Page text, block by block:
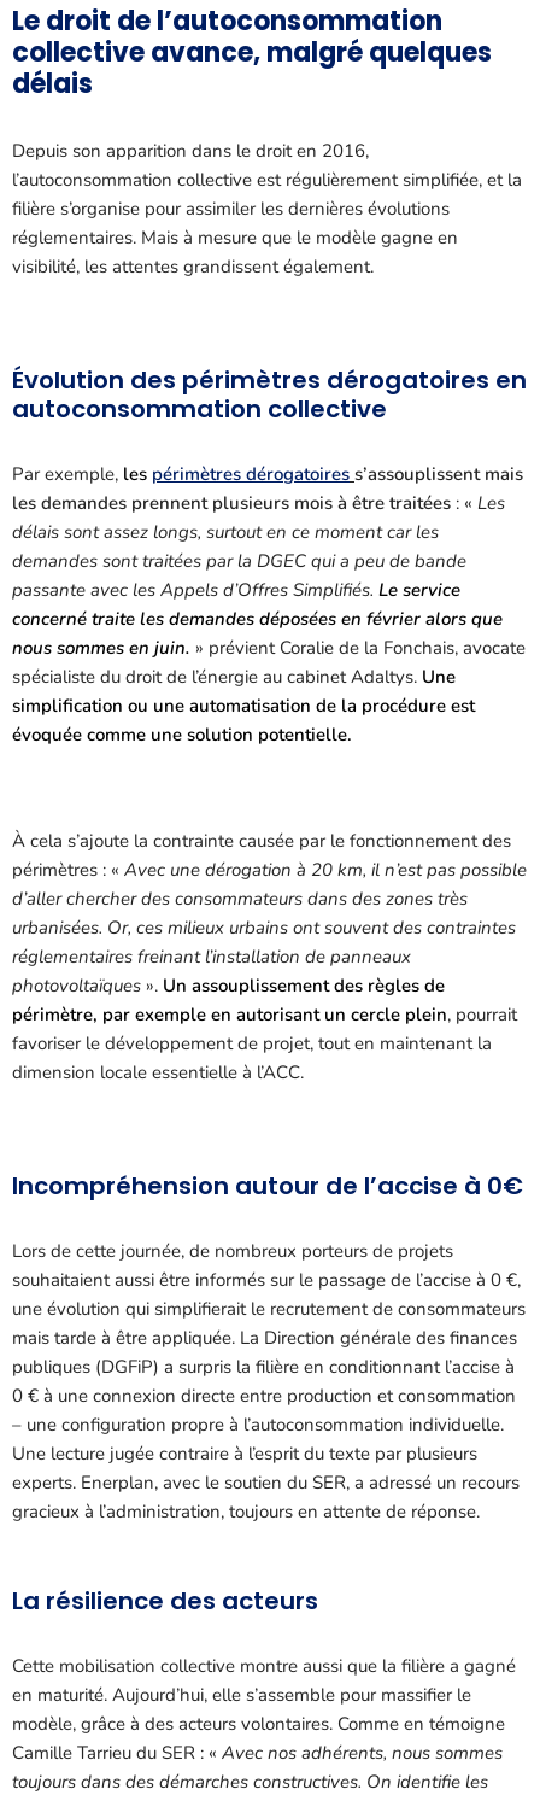
Le droit de l’autoconsommation
collective avance, malgré quelques
délais
Depuis son apparition dans le droit en 2016,
l’autoconsommation collective est régulièrement simplifiée, et la
filière s’organise pour assimiler les dernières évolutions
réglementaires. Mais à mesure que le modèle gagne en
visibilité, les attentes grandissent également.
Évolution des périmètres dérogatoires en
autoconsommation collective
Par exemple, les périmètres dérogatoires s’assouplissent mais
les demandes prennent plusieurs mois à être traitées : « Les
délais sont assez longs, surtout en ce moment car les
demandes sont traitées par la DGEC qui a peu de bande
passante avec les Appels d’Offres Simplifiés. Le service
concerné traite les demandes déposées en février alors que
nous sommes en juin. » prévient Coralie de la Fonchais, avocate
spécialiste du droit de l’énergie au cabinet Adaltys. Une
simplification ou une automatisation de la procédure est
évoquée comme une solution potentielle.
À cela s’ajoute la contrainte causée par le fonctionnement des
périmètres : « Avec une dérogation à 20 km, il n’est pas possible
d’aller chercher des consommateurs dans des zones très
urbanisées. Or, ces milieux urbains ont souvent des contraintes
réglementaires freinant l’installation de panneaux
photovoltaïques ». Un assouplissement des règles de
périmètre, par exemple en autorisant un cercle plein, pourrait
favoriser le développement de projet, tout en maintenant la
dimension locale essentielle à l’ACC.
Incompréhension autour de l’accise à 0€
Lors de cette journée, de nombreux porteurs de projets
souhaitaient aussi être informés sur le passage de l’accise à 0 €,
une évolution qui simplifierait le recrutement de consommateurs
mais tarde à être appliquée. La Direction générale des finances
publiques (DGFiP) a surpris la filière en conditionnant l’accise à
0 € à une connexion directe entre production et consommation
– une configuration propre à l’autoconsommation individuelle.
Une lecture jugée contraire à l’esprit du texte par plusieurs
experts. Enerplan, avec le soutien du SER, a adressé un recours
gracieux à l’administration, toujours en attente de réponse.
La résilience des acteurs
Cette mobilisation collective montre aussi que la filière a gagné
en maturité. Aujourd’hui, elle s’assemble pour massifier le
modèle, grâce à des acteurs volontaires. Comme en témoigne
Camille Tarrieu du SER : « Avec nos adhérents, nous sommes
toujours dans des démarches constructives. On identifie les